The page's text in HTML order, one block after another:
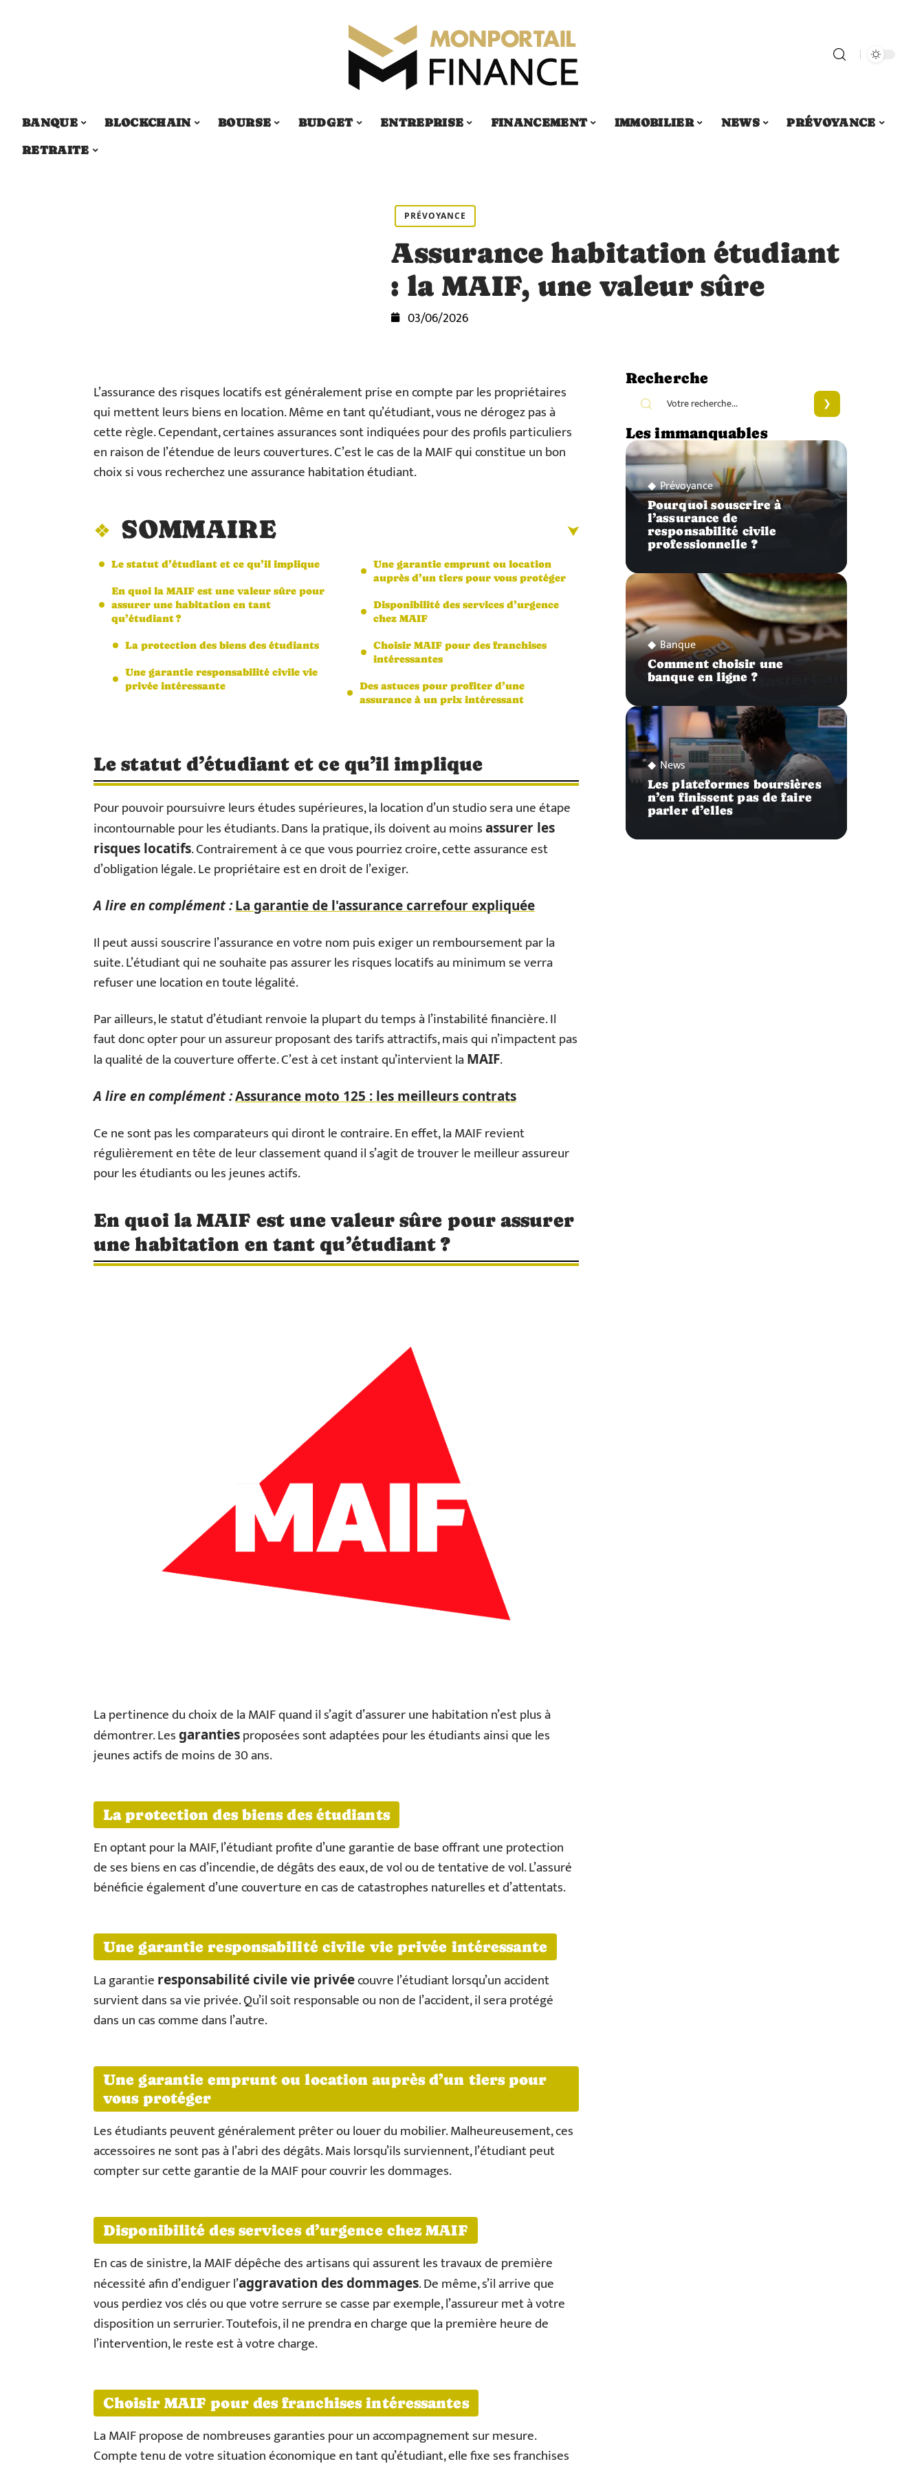
BANQUE BLOCKCHAIN BOURSE BUDGET ENTREPRISE FINANCEMENT IMMOBILIER NEWS
PRÉVOYANCE
RETRAITE
PRÉVOYANCE
Assurance habitation étudiant
: la MAIF, une valeur sûre
03/06/2026
L’assurance des risques locatifs est généralement prise en compte par les propriétaires
qui mettent leurs biens en location. Même en tant qu’étudiant, vous ne dérogez pas à
cette règle. Cependant, certaines assurances sont indiquées pour des profils particuliers
en raison de l’étendue de leurs couvertures. C’est le cas de la MAIF qui constitue un bon
choix si vous recherchez une assurance habitation étudiant.
SOMMAIRE
Le statut d’étudiant et ce qu’il implique
En quoi la MAIF est une valeur sûre pour
assurer une habitation en tant
qu’étudiant ?
La protection des biens des étudiants
Une garantie responsabilité civile vie
privée intéressante
Une garantie emprunt ou location
auprès d’un tiers pour vous protéger
Disponibilité des services d’urgence
chez MAIF
Choisir MAIF pour des franchises
intéressantes
Des astuces pour profiter d’une
assurance à un prix intéressant
Le statut d’étudiant et ce qu’il implique
Pour pouvoir poursuivre leurs études supérieures, la location d’un studio sera une étape
incontournable pour les étudiants. Dans la pratique, ils doivent au moinsassurer les
risques locatifs. Contrairement à ce que vous pourriez croire, cette assurance est
d’obligation légale. Le propriétaire est en droit de l’exiger.
A lire en complément :La garantie de l'assurance carrefour expliquée
Il peut aussi souscrire l’assurance en votre nom puis exiger un remboursement par la
suite. L’étudiant qui ne souhaite pas assurer les risques locatifs au minimum se verra
refuser une location en toute légalité.
Par ailleurs, le statut d’étudiant renvoie la plupart du temps à l’instabilité financière. Il
faut donc opter pour un assureur proposant des tarifs attractifs, mais qui n’impactent pas
la qualité de la couverture offerte. C’est à cet instant qu’intervient laMAIF.
A lire en complément :Assurance moto 125 : les meilleurs contrats
Ce ne sont pas les comparateurs qui diront le contraire. En effet, la MAIF revient
régulièrement en tête de leur classement quand il s’agit de trouver le meilleur assureur
pour les étudiants ou les jeunes actifs.
En quoi la MAIF est une valeur sûre pour assurer
une habitation en tant qu’étudiant ?
La pertinence du choix de la MAIF quand il s’agit d’assurer une habitation n’est plus à
démontrer. Lesgarantiesproposées sont adaptées pour les étudiants ainsi que les
jeunes actifs de moins de 30 ans.
La protection des biens des étudiants
En optant pour la MAIF, l’étudiant profite d’une garantie de base offrant une protection
de ses biens en cas d’incendie, de dégâts des eaux, de vol ou de tentative de vol. L’assuré
bénéficie également d’une couverture en cas de catastrophes naturelles et d’attentats.
Une garantie responsabilité civile vie privée intéressante
La garantie responsabilité civile vie privéecouvre l’étudiant lorsqu’un accident
survient dans sa vie privée. Qu’il soit responsable ou non de l’accident, il sera protégé
dans un cas comme dans l’autre.
Une garantie emprunt ou location auprès d’un tiers pour
vous protéger
Les étudiants peuvent généralement prêter ou louer du mobilier. Malheureusement, ces
accessoires ne sont pas à l’abri des dégâts. Mais lorsqu’ils surviennent, l’étudiant peut
compter sur cette garantie de la MAIF pour couvrir les dommages.
Disponibilité des services d’urgence chez MAIF
En cas de sinistre, la MAIF dépêche des artisans qui assurent les travaux de première
nécessité afin d’endiguer l’aggravation des dommages. De même, s’il arrive que
vous perdiez vos clés ou que votre serrure se casse par exemple, l’assureur met à votre
disposition un serrurier. Toutefois, il ne prendra en charge que la première heure de
l’intervention, le reste est à votre charge.
Choisir MAIF pour des franchises intéressantes
La MAIF propose de nombreuses garanties pour un accompagnement sur mesure.
Compte tenu de votre situation économique en tant qu’étudiant, elle fixe ses franchises
Recherche
Les immanquables
Prévoyance
Pourquoi souscrire à
l’assurance de
responsabilité civile
professionnelle ?
Banque
Comment choisir une
banque en ligne ?
News
Les plateformes boursières
n’en finissent pas de faire
parler d’elles